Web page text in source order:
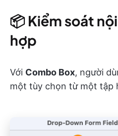
📦 Kiểm soát
hợp
Với Combo Box, người
một tùy chọn từ một tập